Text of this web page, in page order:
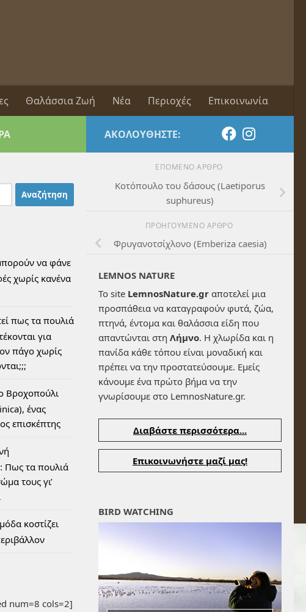
Θαλάσσια Ζωή Νέα Περιοχές Επικοινωνία
ΑΚΟΛΟΥΘΉΣΤΕ:
ΕΠΌΜΕΝΟ ΆΡΘΡΟ
Koτόπουλο του δάσους (Laetiporus
suphureus)
ΠΡΟΗΓΟΎΜΕΝΟ ΆΡΘΡΟ
Φρυγανοτσίχλονο (Emberiza caesia)
LEMNOS NATURE
Το site LemnosNature.gr αποτελεί μια
προσπάθεια να καταγραφούν φυτά, ζώα,
πτηνά, έντομα και θαλάσσια είδη που
απαντώνται στη Λήμνο. Η χλωρίδα και η
πανίδα κάθε τόπου είναι μοναδική και
πρέπει να την προστατεύσουμε. Εμείς
κάνουμε ένα πρώτο βήμα να την
γνωρίσουμε στο LemnosNature.gr.
Διαβάστε περισσότερα...
Επικοινωνήστε μαζί μας!
BIRD WATCHING
να φάνε
χωρίς κανένα
πως τα πουλιά
για
πάγο χωρίς
Βροχοπούλι
ένας
επισκέπτης
Πως τα πουλιά
τους γι’
κοστίζει
num=8 cols=2]